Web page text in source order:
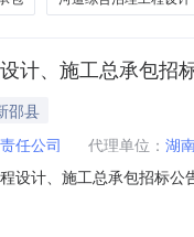
计、施工总承包招
邵县
任公司 代理单位： 湖
设计、施工总承包招标
目概况与招标范围2.1项